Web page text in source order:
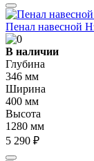
Пенал навесной
В наличии
Глубина
346 мм
Ширина
400 мм
Высота
1280 мм
5 290 ₽